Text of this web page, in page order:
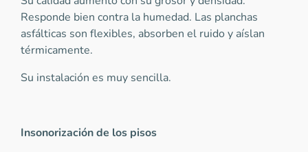
Responde bien contra la humedad. Las planchas
asfálticas son flexibles, absorben el ruido y aíslan
térmicamente.
Su instalación es muy sencilla.
Insonorización de los pisos